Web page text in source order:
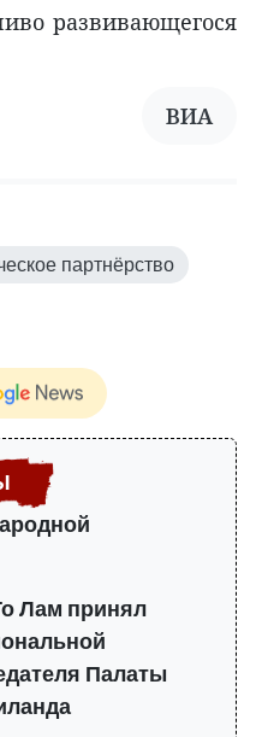
развивающегося
ВИА
партнёрство
Лам принял
Палаты